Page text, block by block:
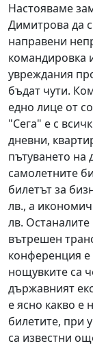
Настояваме
Димитрова да
направени
командировка
увреждания
бъдат чути.
едно лице от
"Сега" е с
дневни,
пътуването на
самолетните
билетът за
лв., а
лв. Останалите
вътрешен
конференция е
нощувките са
държавният
е ясно какво е
билетите, при
са известни